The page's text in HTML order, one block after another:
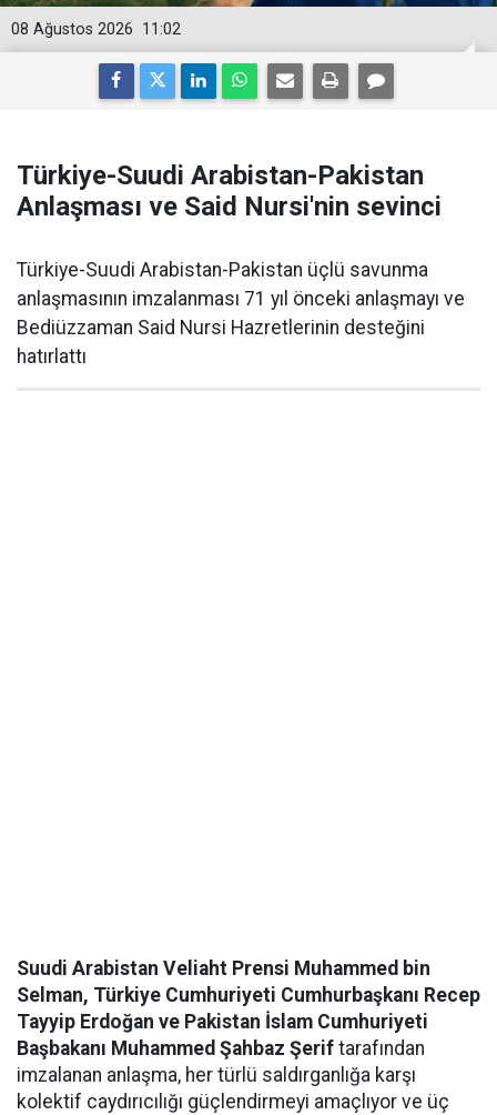
11:02
08 Ağustos 2026
Türkiye-Suudi Arabistan-Pakistan
Anlaşması ve Said Nursi'nin sevinci
Türkiye-Suudi Arabistan-Pakistan üçlü savunma
anlaşmasının imzalanması 71 yıl önceki anlaşmayı ve
Bediüzzaman Said Nursi Hazretlerinin desteğini
hatırlattı
Suudi Arabistan Veliaht Prensi Muhammed bin
Selman, Türkiye Cumhuriyeti Cumhurbaşkanı Recep
Tayyip Erdoğan ve Pakistan İslam Cumhuriyeti
Başbakanı Muhammed Şahbaz Şerif tarafından
imzalanan anlaşma, her türlü saldırganlığa karşı
kolektif caydırıcılığı güçlendirmeyi amaçlıyor ve üç